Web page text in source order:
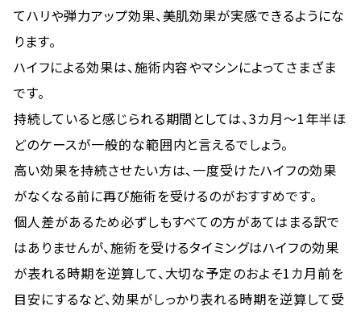
てハリや弾力アップ効果、美肌効果が実感できるようにな
ります。
ハイフによる効果は、施術内容やマシンによってさまざま
です。
持続していると感じられる期間としては、3カ月〜1年半ほ
どのケースが一般的な範囲内と言えるでしょう。
高い効果を持続させたい方は、一度受けたハイフの効果
がなくなる前に再び施術を受けるのがおすすめです。
個人差があるため必ずしもすべての方があてはまる訳で
はありませんが、施術を受けるタイミングはハイフの効果
が表れる時期を逆算して、大切な予定のおよそ1カ月前を
目安にするなど、効果がしっかり表れる時期を逆算して受